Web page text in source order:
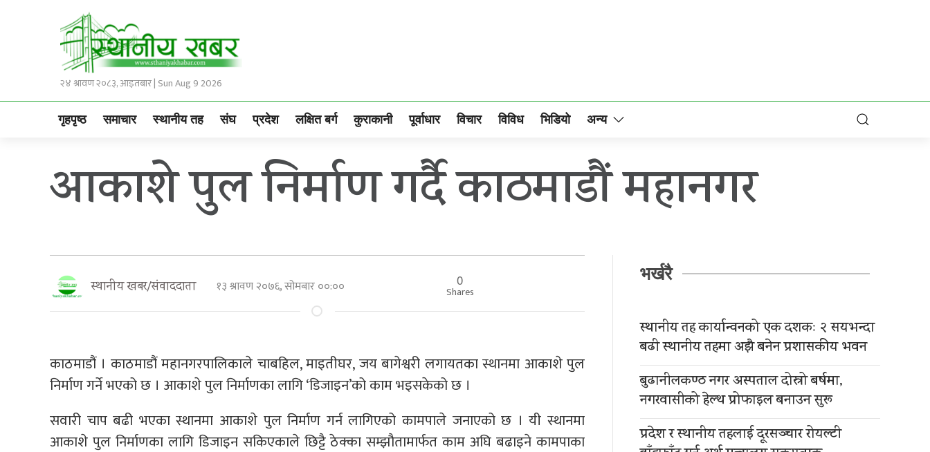
२४ श्रावण २०८३, आइतबार | Sun Aug 9 2026
गृहपृष्ठ समाचार स्थानीय तह संघ प्रदेश लक्षित बर्ग कुराकानी पूर्वाधार विचार विविध भिडियो अन्य
आकाशे पुल निर्माण गर्दै काठमाडौं महानगर
स्थानीय खबर/संवाददाता १३ श्रावण २०७६, सोमबार ००:०० 0
Shares
काठमाडौं । काठमाडौं महानगरपालिकाले चाबहिल, माइतीघर, जय बागेश्वरी लगायतका स्थानमा आकाशे पुल
निर्माण गर्ने भएको छ । आकाशे पुल निर्माणका लागि ‘डिजाइन’को काम भइसकेको छ ।
सवारी चाप बढी भएका स्थानमा आकाशे पुल निर्माण गर्न लागिएको कामपाले जनाएको छ । यी स्थानमा
आकाशे पुल निर्माणका लागि डिजाइन सकिएकाले छिट्टै ठेक्का सम्झौतामार्फत काम अघि बढाइने कामपाका
भर्खरै
स्थानीय तह कार्यान्वनको एक दशकः २ सयभन्दा
बढी स्थानीय तहमा अझै बनेन प्रशासकीय भवन
बुढानीलकण्ठ नगर अस्पताल दोस्रो बर्षमा,
नगरवासीको हेल्थ प्रोफाइल बनाउन सुरू
प्रदेश र स्थानीय तहलाई दूरसञ्चार रोयल्टी